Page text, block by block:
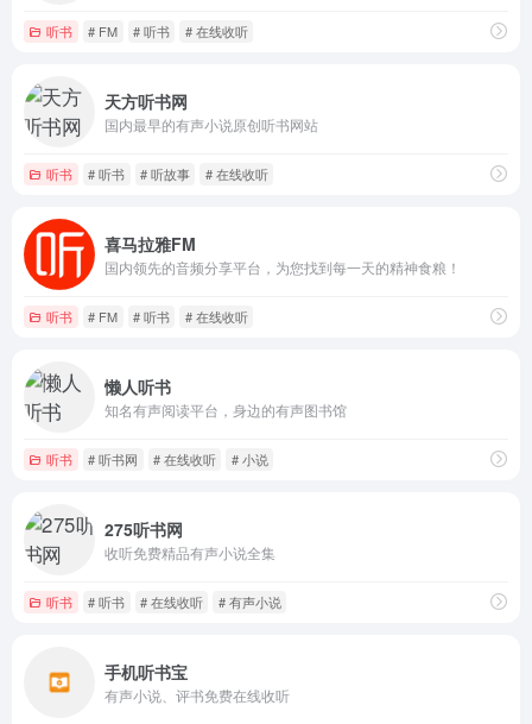
听书 # FM # 听书 # 在线收听
天方听书网
国内最早的有声小说原创听书网站
听书 # 听书 # 听故事 # 在线收听
喜马拉雅FM
国内领先的音频分享平台，为您找到每一天的精神食粮！
听书 # FM # 听书 # 在线收听
懒人听书
知名有声阅读平台，身边的有声图书馆
听书 # 听书网 # 在线收听 # 小说
275听书网
收听免费精品有声小说全集
听书 # 听书 # 在线收听 # 有声小说
手机听书宝
有声小说、评书免费在线收听